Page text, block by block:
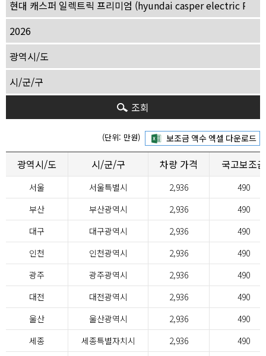
조회
(단위: 만원)
광역시/도 시/군/구 차량 가격 국고보조금
서울 서울특별시 2,936
490
부산
부산광역시 2,936
490
대구
대구광역시 2,936
490
인천
인천광역시 2,936
490
광주
광주광역시 2,936
490
대전
대전광역시 2,936
490
울산
울산광역시 2,936
490
세종
세종특별자치시 2,936
490